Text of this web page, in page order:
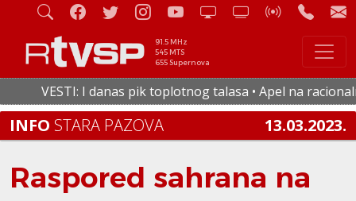
91.5 MHz
545 MTS
655 Supernova
VESTI: I danas pik toplotnog talasa • Apel na
INFO STARA PAZOVA 13.03.2023.
Raspored sahrana na